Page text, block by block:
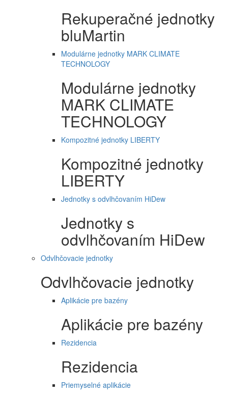
Rekuperačné jednotky
bluMartin
Modulárne jednotky MARK CLIMATE
TECHNOLOGY
Modulárne jednotky
MARK CLIMATE
TECHNOLOGY
Kompozitné jednotky LIBERTY
Kompozitné jednotky
LIBERTY
Jednotky s odvlhčovaním HiDew
Jednotky s
odvlhčovaním HiDew
Odvlhčovacie jednotky
Odvlhčovacie jednotky
Aplikácie pre bazény
Aplikácie pre bazény
Rezidencia
Rezidencia
Priemyselné aplikácie